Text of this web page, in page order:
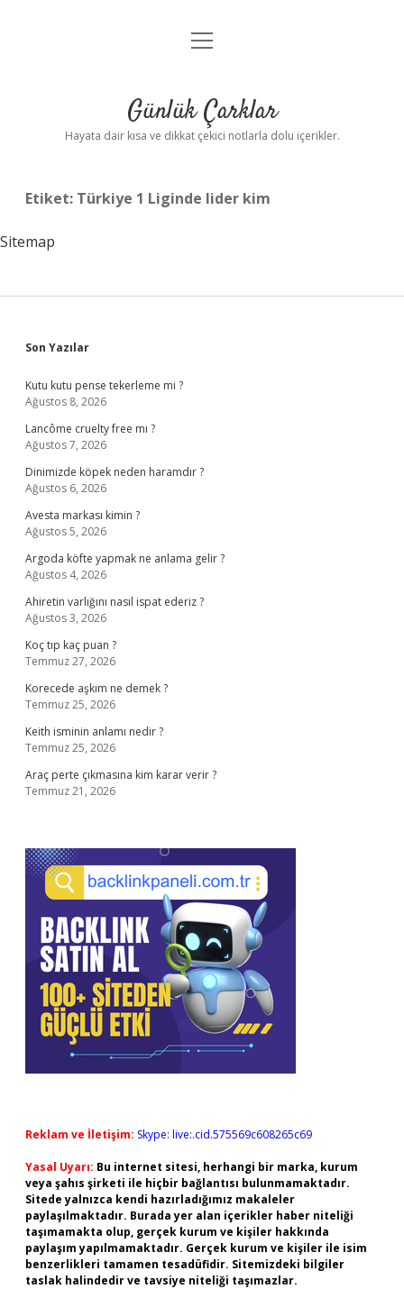
Anasayfa
Yasal Uyarı
menüyü
Günlük Çarklar
Hayata dair kısa ve dikkat çekici notlarla dolu içerikler.
Etiket: Türkiye 1 Liginde lider kim
Sitemap
Sidebar
Son Yazılar
Kutu kutu pense tekerleme mi ?
Ağustos 8, 2026
Lancôme cruelty free mı ?
Ağustos 7, 2026
Dinimizde köpek neden haramdır ?
Ağustos 6, 2026
Avesta markası kimin ?
Ağustos 5, 2026
Argoda köfte yapmak ne anlama gelir ?
Ağustos 4, 2026
Ahiretin varlığını nasıl ispat ederiz ?
Ağustos 3, 2026
Koç tıp kaç puan ?
Temmuz 27, 2026
Korecede aşkım ne demek ?
Temmuz 25, 2026
Keith isminin anlamı nedir ?
Temmuz 25, 2026
Araç perte çıkmasına kim karar verir ?
Temmuz 21, 2026
Reklam ve İletişim: Skype: live:.cid.575569c608265c69
Yasal Uyarı: Bu internet sitesi, herhangi bir marka, kurum
veya şahıs şirketi ile hiçbir bağlantısı bulunmamaktadır.
Sitede yalnızca kendi hazırladığımız makaleler
paylaşılmaktadır. Burada yer alan içerikler haber niteliği
taşımamakta olup, gerçek kurum ve kişiler hakkında
paylaşım yapılmamaktadır. Gerçek kurum ve kişiler ile isim
benzerlikleri tamamen tesadüfidir. Sitemizdeki bilgiler
taslak halindedir ve tavsiye niteliği taşımazlar.